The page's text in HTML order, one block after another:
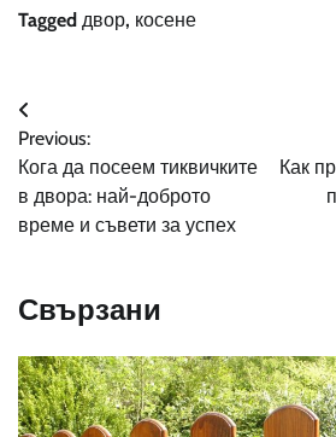
Tagged двор, косене
Навигация
Previous:
Кога да посеем тиквичките
в двора: най-доброто
време и съвети за успех
Как
Свързани